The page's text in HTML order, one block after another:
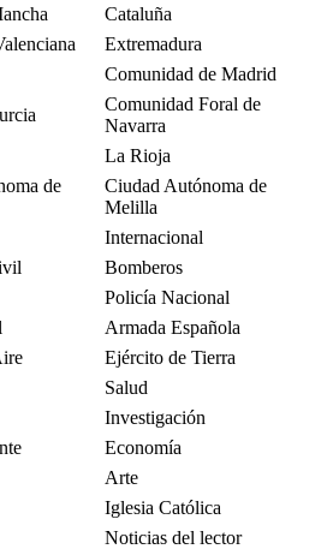
Cataluña
Extremadura
Comunidad de Madrid
Comunidad Foral de
Navarra
La Rioja
de
Ciudad Autónoma de
Melilla
Internacional
Bomberos
Policía Nacional
Armada Española
Ejército de Tierra
Salud
Investigación
Economía
Arte
Iglesia Católica
Noticias del lector